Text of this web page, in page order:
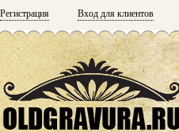
Регистрация Вход для клиентов